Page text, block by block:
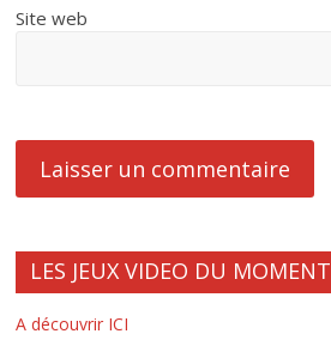
Site web
LES JEUX VIDEO DU MOMENT
A découvrir ICI